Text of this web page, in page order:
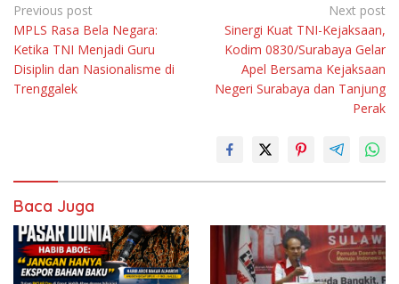
Navigasi
pos
Previous post
MPLS Rasa Bela Negara:
Ketika TNI Menjadi Guru
Disiplin dan Nasionalisme di
Trenggalek
Next post
Sinergi Kuat TNI-Kejaksaan,
Kodim 0830/Surabaya Gelar
Apel Bersama Kejaksaan
Negeri Surabaya dan Tanjung
Perak
Baca Juga